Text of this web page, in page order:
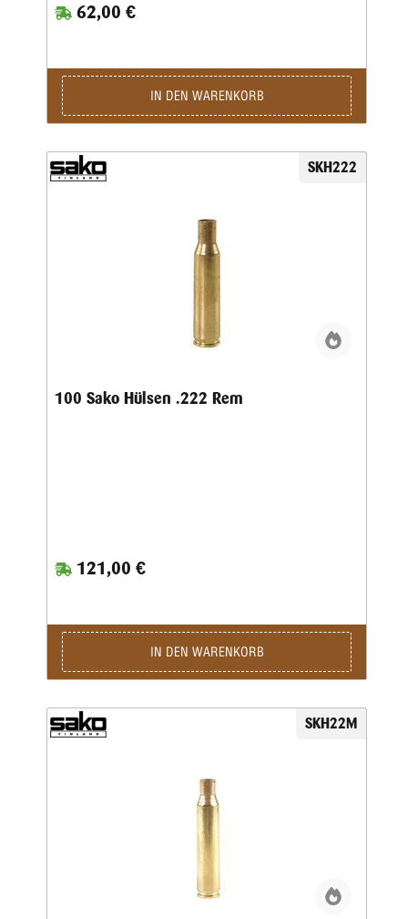
saubere exakteTrefferbilder erzeugt.SAKO
HammerheadTeilmantelgeschoss (Verbundkern) für alle
% Geschossrestgewicht.SAKO
SuperhammerheadTeilmantelgeschoss (Verbundkern) für
alle gängigen Kaliber.Im Vergleich zum
Hammerheadgeschoss härterer Aufbau durchstärkeren
fürweite Schüsse. Ideal für alle heimischen
Schalenwildarten, Elch und Antilopen.Über 98 %
62,00 €
IN DEN WARENKORB
SKH222
100 Sako Hülsen .222 Rem
121,00 €
IN DEN WARENKORB
SKH22M